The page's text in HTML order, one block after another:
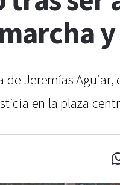
Jeremías
en la plaza